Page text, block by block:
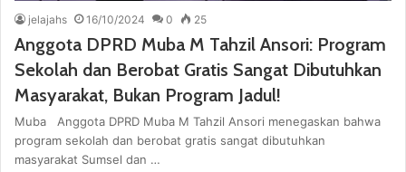
jelajahs 16/10/2024 0 25
Anggota DPRD Muba M Tahzil Ansori: Program
Sekolah dan Berobat Gratis Sangat Dibutuhkan
Masyarakat, Bukan Program Jadul!
Muba Anggota DPRD Muba M Tahzil Ansori menegaskan bahwa
program sekolah dan berobat gratis sangat dibutuhkan
masyarakat Sumsel dan …